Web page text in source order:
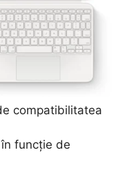
compatibilitatea
funcție de